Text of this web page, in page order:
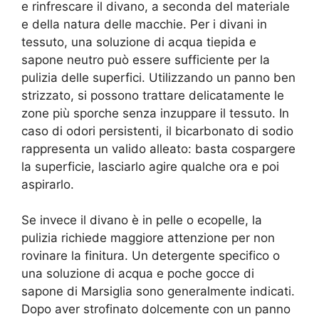
e rinfrescare il divano, a seconda del materiale
e della natura delle macchie. Per i divani in
tessuto, una soluzione di acqua tiepida e
sapone neutro può essere sufficiente per la
pulizia delle superfici. Utilizzando un panno ben
strizzato, si possono trattare delicatamente le
zone più sporche senza inzuppare il tessuto. In
caso di odori persistenti, il bicarbonato di sodio
rappresenta un valido alleato: basta cospargere
la superficie, lasciarlo agire qualche ora e poi
aspirarlo.
Se invece il divano è in pelle o ecopelle, la
pulizia richiede maggiore attenzione per non
rovinare la finitura. Un detergente specifico o
una soluzione di acqua e poche gocce di
sapone di Marsiglia sono generalmente indicati.
Dopo aver strofinato dolcemente con un panno